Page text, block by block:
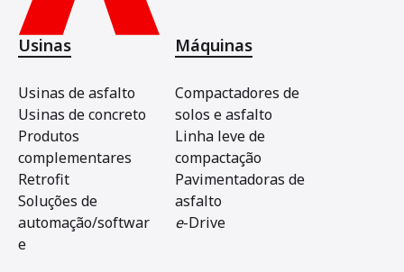
Usinas
Usinas de asfalto
Usinas de concreto
Produtos
complementares
Retrofit
Soluções de
automação/softwar
e
Máquinas
Compactadores de
solos e asfalto
Linha leve de
compactação
Pavimentadoras de
asfalto
e-Drive